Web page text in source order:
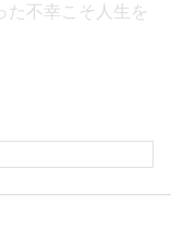
た不幸こそ人生を